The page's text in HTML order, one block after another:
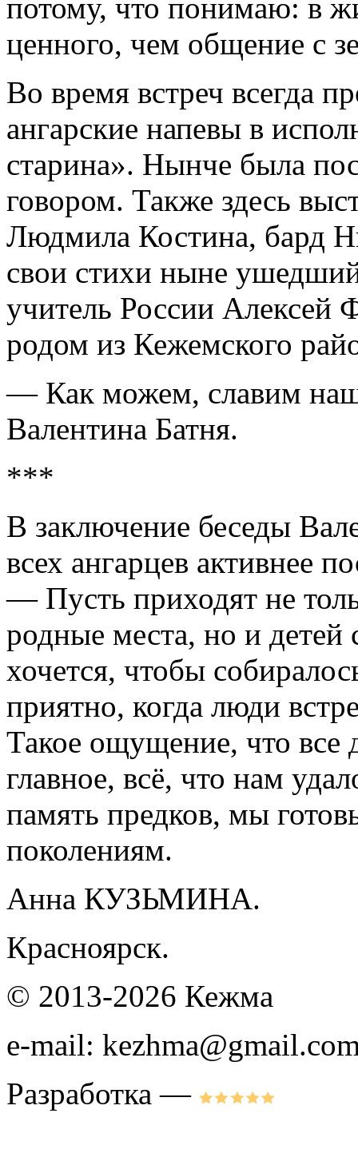
потому, что понимаю: в
ценного, чем общение с
Во время встреч всегда
ангарские напевы в
старина». Нынче была
говором. Также здесь
Людмила Костина, бард
свои стихи ныне
учитель России Алексей
родом из Кежемского
— Как можем, славим
Валентина Батня.
***
В заключение беседы
всех ангарцев активнее
— Пусть приходят не
родные места, но и детей
хочется, чтобы
приятно, когда люди
Такое ощущение, что все
главное, всё, что нам
память предков, мы
поколениям.
Анна КУЗЬМИНА.
Красноярск.
© 2013-2026 Кежма
e-mail:
Разработка —